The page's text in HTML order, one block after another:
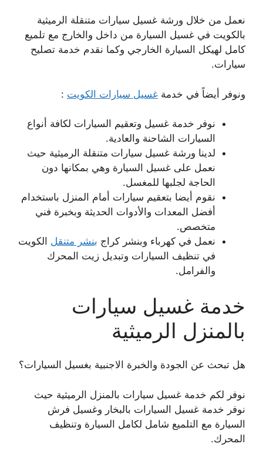
نعمل من خلال ورشة غسيل سيارات متنقلة الرميثية
بالكويت في غسيل السيارة من داخل والخارج مع تلميع
كامل لهيكل السيارة الخارجي وكما نقدم خدمة تصليح
سيارات.
ونوفر أيضاً في خدمة غسيل سيارات الكويت :
نوفر خدمة غسيل وتعقيم السيارات لكافة أنواع
السيارات الشاحنة والعادية.
لدينا ورشة غسيل سيارات متنقلة الرميثية حيث
نعمل على غسيل السيارة وهي بمكانها دون
الحاجة لجلبها للمغسل.
نقوم أيضا بتعقيم سيارات أمام المنزل باستخدام
أفضل المعدات والأدوات الحديثة وبخبرة فني
متخصص.
نعمل في كهرباء وبنشر كراج بنشر متنقل الكويت
في تنظيف السيارات وتبديل زيت المحرك
والفرامل.
خدمة غسيل سيارات
بالمنزل الرميثية
هل تبحث عن الجودة والخبرة الاجنبية بغسيل السيارات؟
نوفر لكم خدمة غسيل سيارات بالمنزل الرميثية حيث
نوفر خدمة غسيل السيارات بالبخار وغسيل فرش
السيارة مع التلميع شامل لكامل السيارة وتنظيف
المحرك.